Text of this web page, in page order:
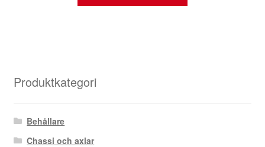
Produktkategori
Behållare
Chassi och axlar